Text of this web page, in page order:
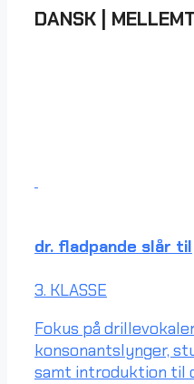
DANSK
dr. fladpande slår til
3. KLASSE
Fokus på
konsonantslynger,
samt introduktion til